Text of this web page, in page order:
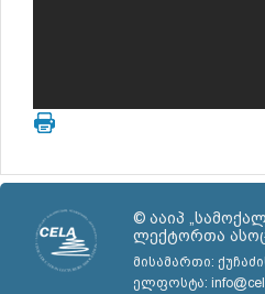
© ააიპ
ლექტორთა
მისამართი:
ელფოსტა: